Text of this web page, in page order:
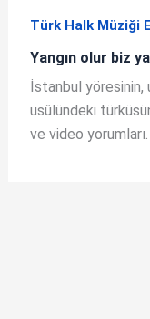
Türk Halk Müziği
Yangın olur biz
İstanbul
usûlündeki
ve video yorumları.